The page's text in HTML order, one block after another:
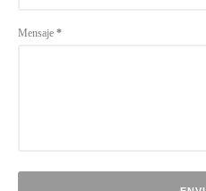
Mensaje *